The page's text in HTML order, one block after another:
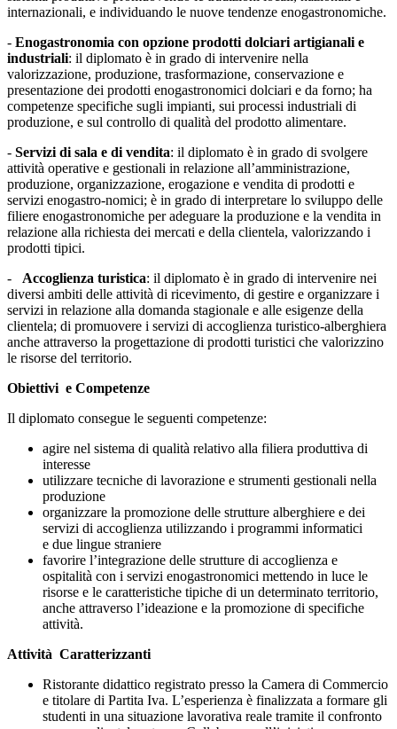
internazionali, e individuando le nuove tendenze enogastronomiche.
- Enogastronomia con opzione prodotti dolciari artigianali e
industriali: il diplomato è in grado di intervenire nella
valorizzazione, produzione, trasformazione, conservazione e
presentazione dei prodotti enogastronomici dolciari e da forno; ha
competenze specifiche sugli impianti, sui processi industriali di
produzione, e sul controllo di qualità del prodotto alimentare.
- Servizi di sala e di vendita: il diplomato è in grado di svolgere
attività operative e gestionali in relazione all’amministrazione,
produzione, organizzazione, erogazione e vendita di prodotti e
servizi enogastro-nomici; è in grado di interpretare lo sviluppo delle
filiere enogastronomiche per adeguare la produzione e la vendita in
relazione alla richiesta dei mercati e della clientela, valorizzando i
prodotti tipici.
- Accoglienza turistica: il diplomato è in grado di intervenire nei
diversi ambiti delle attività di ricevimento, di gestire e organizzare i
servizi in relazione alla domanda stagionale e alle esigenze della
clientela; di promuovere i servizi di accoglienza turistico-alberghiera
anche attraverso la progettazione di prodotti turistici che valorizzino
le risorse del territorio.
Obiettivi e Competenze
Il diplomato consegue le seguenti competenze:
agire nel sistema di qualità relativo alla filiera produttiva di
interesse
utilizzare tecniche di lavorazione e strumenti gestionali nella
produzione
organizzare la promozione delle strutture alberghiere e dei
servizi di accoglienza utilizzando i programmi informatici
e due lingue straniere
favorire l’integrazione delle strutture di accoglienza e
ospitalità con i servizi enogastronomici mettendo in luce le
risorse e le caratteristiche tipiche di un determinato territorio,
anche attraverso l’ideazione e la promozione di specifiche
attività.
Attività Caratterizzanti
Ristorante didattico registrato presso la Camera di Commercio
e titolare di Partita Iva. L’esperienza è finalizzata a formare gli
studenti in una situazione lavorativa reale tramite il confronto